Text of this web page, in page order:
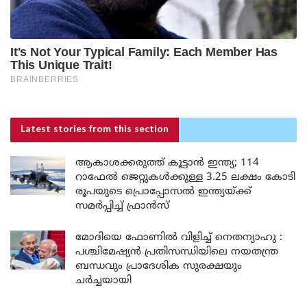
Latest stories from this section
ആകാശക്കരുത്ത് കൂട്ടാൻ ഇന്ത്യ; 114
റാഫേൽ ജെറ്റുകൾക്കുള്ള 3.25 ലക്ഷം കോടി
രൂപയുടെ പ്രൊപ്പോസൽ ഇന്ത്യയ്ക്ക്
സമർപ്പിച്ച് ഫ്രാൻസ്
മോദിയെ ഫോണിൽ വിളിച്ച് നെതന്യാഹു :
പശ്ചിമേഷ്യൻ പ്രതിസന്ധിയിലെ നയതന്ത്ര
ബന്ധവും പ്രാദേശിക സുരക്ഷയും
ചർച്ചയായി